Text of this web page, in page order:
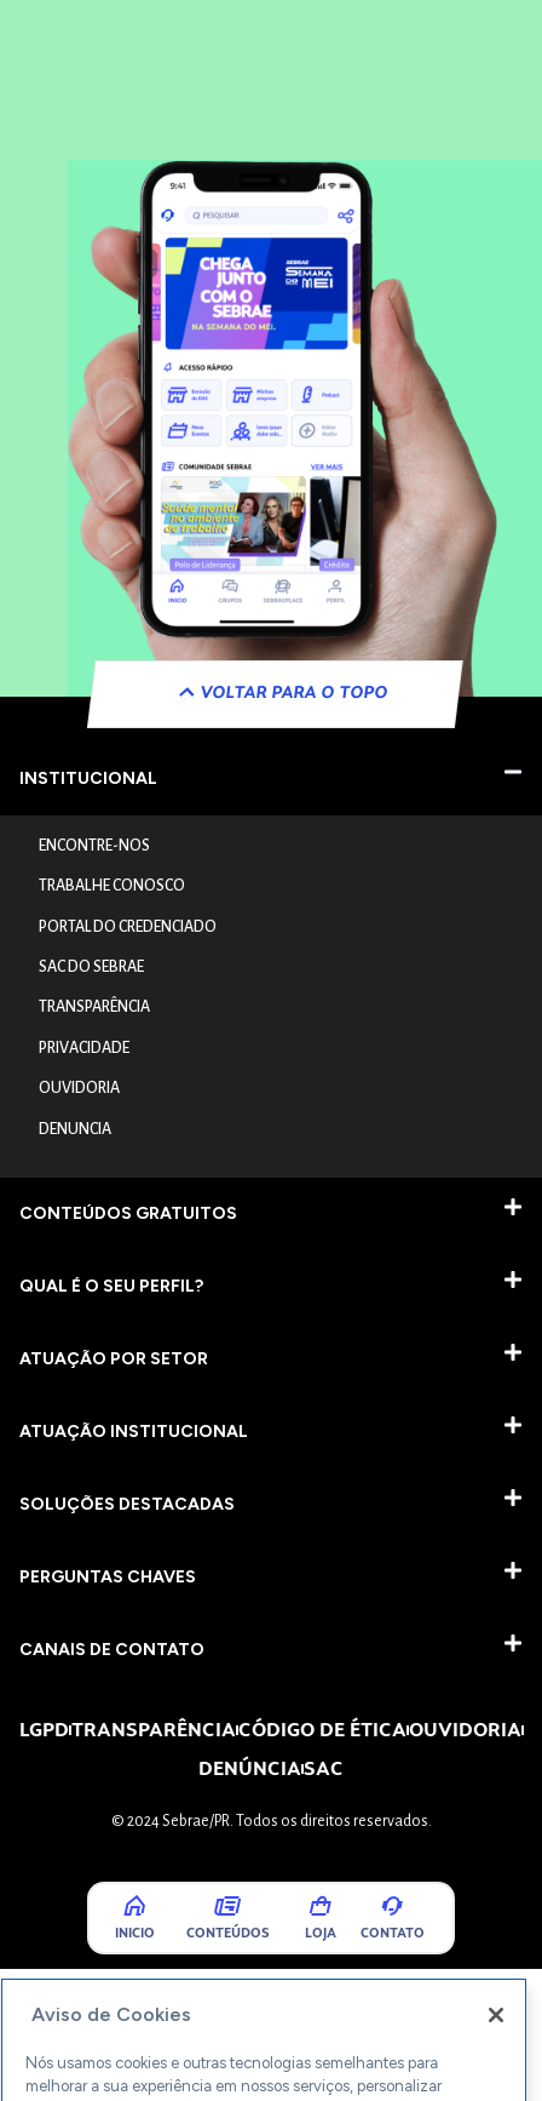
VOLTAR PARA O TOPO
INSTITUCIONAL
ENCONTRE-NOS
TRABALHE CONOSCO
PORTAL DO CREDENCIADO
SAC DO SEBRAE
TRANSPARÊNCIA
PRIVACIDADE
OUVIDORIA
DENUNCIA
CONTEÚDOS GRATUITOS
QUAL É O SEU PERFIL?
ATUAÇÃO POR SETOR
ATUAÇÃO INSTITUCIONAL
SOLUÇÕES DESTACADAS
PERGUNTAS CHAVES​
CANAIS DE CONTATO
LGPDTRANSPARÊNCIACÓDIGO DE ÉTICAOUVIDORIA
DENÚNCIASAC
© 2024 Sebrae/PR. Todos os direitos reservados.
INICIO CONTEÚDOS LOJA CONTATO
Aviso de Cookies
Nós usamos cookies e outras tecnologias semelhantes para
melhorar a sua experiência em nossos serviços, personalizar